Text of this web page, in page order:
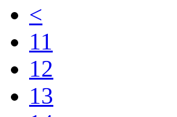
<
11
12
13